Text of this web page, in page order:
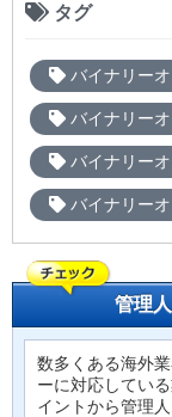
タグ
バイナリー
バイナリー
バイナリー
バイナリー
管理
数多くある海外
ーに対応してい
イントから管理